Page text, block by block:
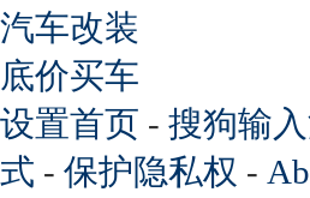
汽车改装
底价买车
设置首页 - 搜狗输
式 - 保护隐私权 -